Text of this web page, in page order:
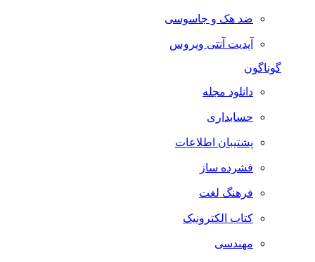
ضد هک و جاسوسی
آپدیت آنتی ویروس
گوناگون
دانلود مجله
حسابداری
پشتیبان اطلاعات
فشرده ساز
فرهنگ لغت
کتاب الکترونیک
مهندسی